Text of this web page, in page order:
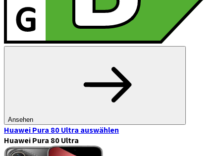
Ansehen
Huawei Pura 80 Ultra auswählen
Huawei Pura 80 Ultra